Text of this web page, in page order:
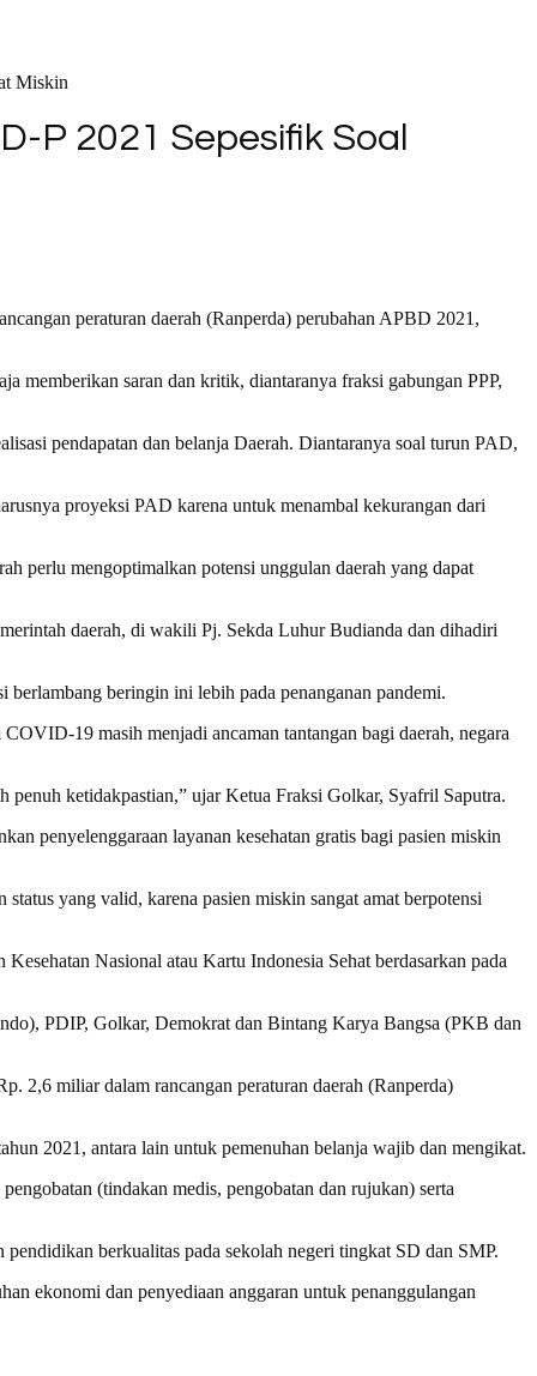
Miskin
P 2021 Sepesifik Soal
peraturan daerah (Ranperda) perubahan APBD 2021,
memberikan saran dan kritik, diantaranya fraksi gabungan PPP,
pendapatan dan belanja Daerah. Diantaranya soal turun PAD,
proyeksi PAD karena untuk menambal kekurangan dari
perlu mengoptimalkan potensi unggulan daerah yang dapat
daerah, di wakili Pj. Sekda Luhur Budianda dan dihadiri
beringin ini lebih pada penanganan pandemi.
19 masih menjadi ancaman tantangan bagi daerah, negara
penuh ketidakpastian,” ujar Ketua Fraksi Golkar, Syafril Saputra.
penyelenggaraan layanan kesehatan gratis bagi pasien miskin
yang valid, karena pasien miskin sangat amat berpotensi
Nasional atau Kartu Indonesia Sehat berdasarkan pada
PDIP, Golkar, Demokrat dan Bintang Karya Bangsa (PKB dan
2,6 miliar dalam rancangan peraturan daerah (Ranperda)
2021, antara lain untuk pemenuhan belanja wajib dan mengikat.
(tindakan medis, pengobatan dan rujukan) serta
berkualitas pada sekolah negeri tingkat SD dan SMP.
ekonomi dan penyediaan anggaran untuk penanggulangan